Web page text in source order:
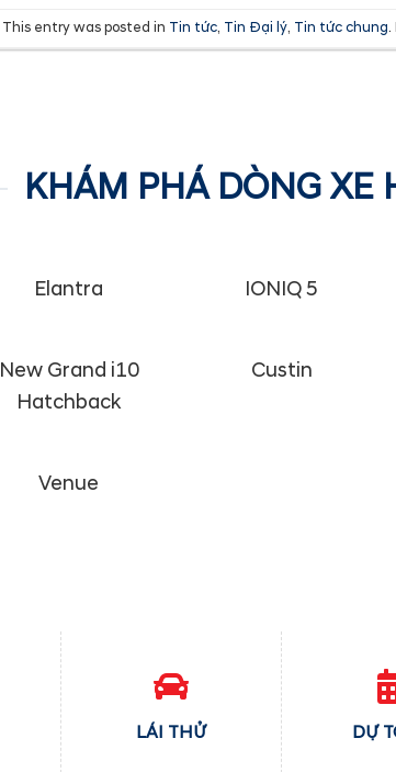
This entry was posted in Tin tức, Tin Đại lý, Tin tức chung.
KHÁM PHÁ DÒNG XE
Elantra IONIQ 5
New Grand i10
Hatchback
Custin
Venue
LÁI THỬ DỰ